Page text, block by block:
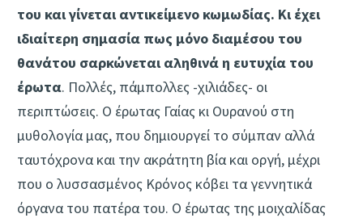
του και γίνεται αντικείμενο κωμωδίας. Κι έχει
ιδιαίτερη σημασία πως μόνο διαμέσου του
θανάτου σαρκώνεται αληθινά η ευτυχία του
έρωτα. Πολλές, πάμπολλες -χιλιάδες- οι
περιπτώσεις. Ο έρωτας Γαίας κι Ουρανού στη
μυθολογία μας, που δημιουργεί το σύμπαν αλλά
ταυτόχρονα και την ακράτητη βία και οργή, μέχρι
που ο λυσσασμένος Κρόνος κόβει τα γεννητικά
όργανα του πατέρα του. Ο έρωτας της μοιχαλίδας